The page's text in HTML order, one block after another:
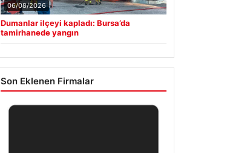
06/08/2026
Dumanlar ilçeyi kapladı: Bursa’da
tamirhanede yangın
Son Eklenen Firmalar